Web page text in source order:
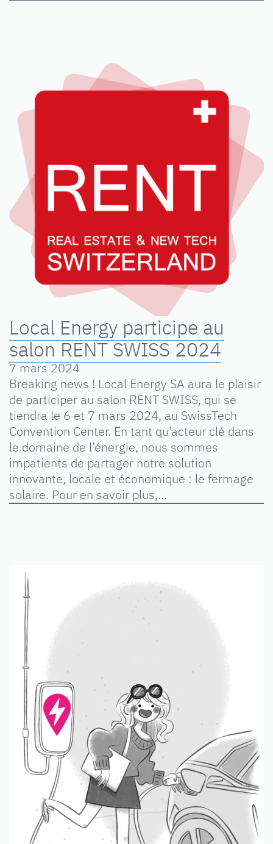
Local Energy participe au
salon RENT SWISS 2024
7 mars 2024
Breaking news ! Local Energy SA aura le plaisir
de participer au salon RENT SWISS, qui se
tiendra le 6 et 7 mars 2024, au SwissTech
Convention Center. En tant qu’acteur clé dans
le domaine de l’énergie, nous sommes
impatients de partager notre solution
innovante, locale et économique : le fermage
solaire. Pour en savoir plus,…